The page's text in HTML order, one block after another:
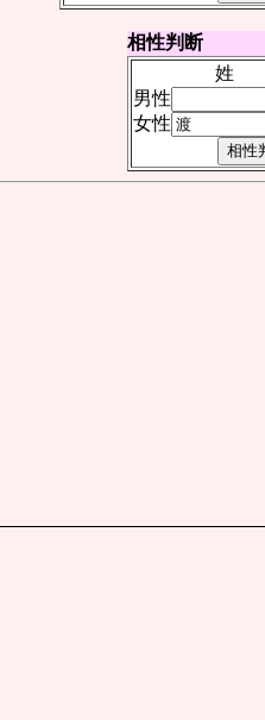
相性判断
姓
男性
女性